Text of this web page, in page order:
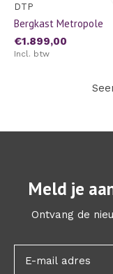
DTP
Bergkast Metropole
€1.899,00
Incl. btw
Meld je
Ontvang de